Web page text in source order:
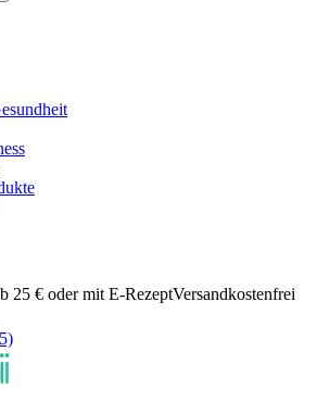
25 € oder mit E-RezeptVersandkostenfrei